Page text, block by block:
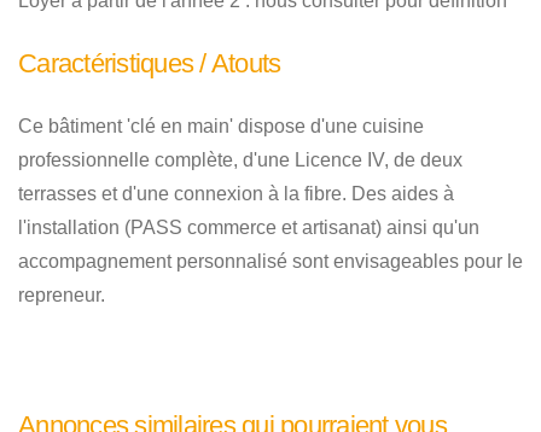
Caractéristiques / Atouts
Ce bâtiment 'clé en main' dispose d'une cuisine
professionnelle complète, d'une Licence IV, de deux
terrasses et d'une connexion à la fibre. Des aides à
l'installation (PASS commerce et artisanat) ainsi qu'un
accompagnement personnalisé sont envisageables pour le
repreneur.
Annonces similaires qui pourraient vous